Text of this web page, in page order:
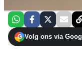
G Volg ons via